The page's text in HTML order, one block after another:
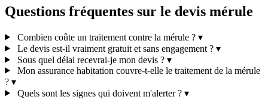
Questions fréquentes sur le devis mérule
Combien coûte un traitement contre la mérule ? ▾
Le devis est-il vraiment gratuit et sans engagement ? ▾
Sous quel délai recevrai-je mon devis ? ▾
Mon assurance habitation couvre-t-elle le traitement de la mérule
? ▾
Quels sont les signes qui doivent m'alerter ? ▾